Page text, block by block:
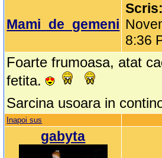
Mami_de_gemeni
Scris:
8:36
Foarte frumoasa, atat
fetita.
Sarcina usoara in
Inapoi sus
gabyta